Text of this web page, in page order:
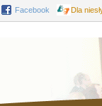
Facebook Dla